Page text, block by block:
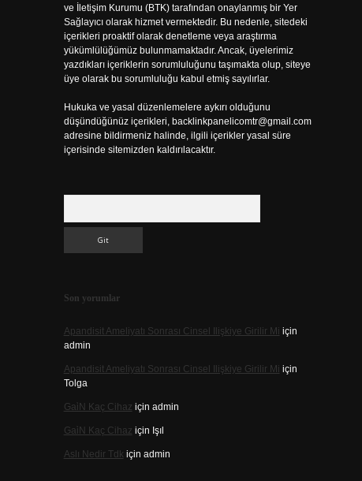
ve İletişim Kurumu (BTK) tarafından onaylanmış bir Yer
Sağlayıcı olarak hizmet vermektedir. Bu nedenle, sitedeki
içerikleri proaktif olarak denetleme veya araştırma
yükümlülüğümüz bulunmamaktadır. Ancak, üyelerimiz
yazdıkları içeriklerin sorumluluğunu taşımakta olup, siteye
üye olarak bu sorumluluğu kabul etmiş sayılırlar.
Hukuka ve yasal düzenlemelere aykırı olduğunu
düşündüğünüz içerikleri, backlinkpanelicomtr@gmail.com
adresine bildirmeniz halinde, ilgili içerikler yasal süre
içerisinde sitemizden kaldırılacaktır.
Son yorumlar
Apandisit Ameliyatı Sonrası Cinsel Ilişkiye Girilir Mi için
admin
Apandisit Ameliyatı Sonrası Cinsel Ilişkiye Girilir Mi için
Tolga
Gai̇N Kaç Cihaz için admin
Gai̇N Kaç Cihaz için Işıl
Aslı Nedir Tdk için admin